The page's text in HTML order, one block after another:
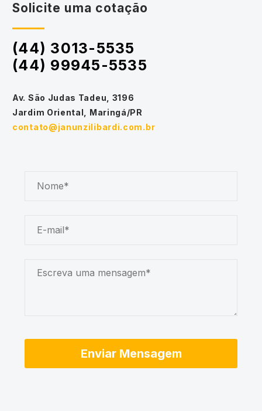
Solicite uma cotação
(44) 3013-5535
(44) 99945-5535
Av. São Judas Tadeu, 3196
Jardim Oriental, Maringá/PR
contato@janunzilibardi.com.br